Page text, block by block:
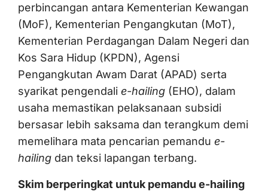
perbincangan antara Kementerian Kewangan
(MoF), Kementerian Pengangkutan (MoT),
Kementerian Perdagangan Dalam Negeri dan
Kos Sara Hidup (KPDN), Agensi
Pengangkutan Awam Darat (APAD) serta
syarikat pengendali e-hailing (EHO), dalam
usaha memastikan pelaksanaan subsidi
bersasar lebih saksama dan terangkum demi
memelihara mata pencarian pemandu e-
hailing dan teksi lapangan terbang.
Skim berperingkat untuk pemandu e-hailing